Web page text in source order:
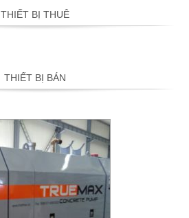
THIẾT BỊ THUÊ
THIẾT BỊ BÁN